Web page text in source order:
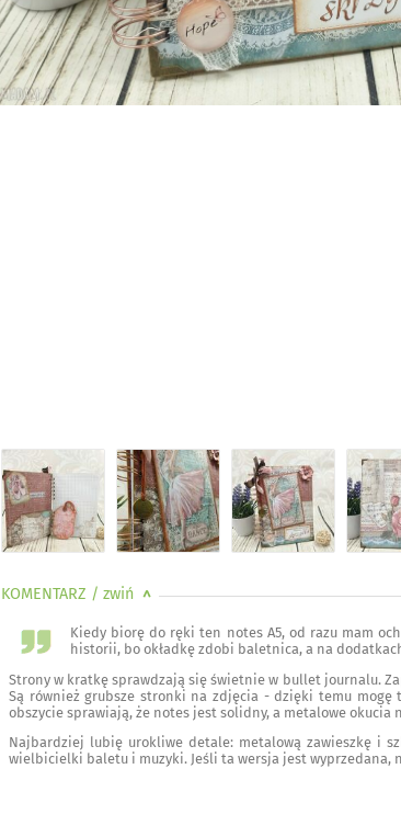
KOMENTARZ / zwiń <
Kiedy biorę do ręki ten notes A5, od razu mam
historii, bo okładkę zdobi baletnica, a na
Strony w kratkę sprawdzają się świetnie w bullet journalu.
Są również grubsze stronki na zdjęcia - dzięki temu
obszycie sprawiają, że notes jest solidny, a metalowe
Najbardziej lubię urokliwe detale: metalową zawieszkę i
wielbicielki baletu i muzyki. Jeśli ta wersja jest